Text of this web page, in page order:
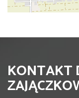
KONTAKT